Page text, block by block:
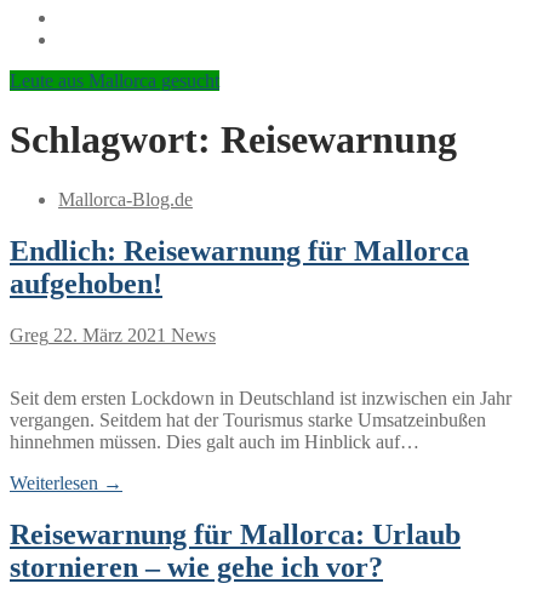
Leute aus Mallorca gesucht
Schlagwort: Reisewarnung
Mallorca-Blog.de
Endlich: Reisewarnung für Mallorca
aufgehoben!
Greg 22. März 2021 News
Seit dem ersten Lockdown in Deutschland ist inzwischen ein Jahr
vergangen. Seitdem hat der Tourismus starke Umsatzeinbußen
hinnehmen müssen. Dies galt auch im Hinblick auf…
Weiterlesen →
Reisewarnung für Mallorca: Urlaub
stornieren – wie gehe ich vor?